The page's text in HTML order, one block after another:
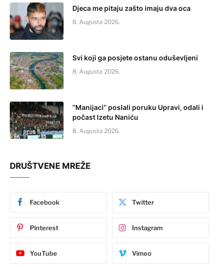
Djeca me pitaju zašto imaju dva oca
8. Augusta 2026.
Svi koji ga posjete ostanu oduševljeni
8. Augusta 2026.
“Manijaci” poslali poruku Upravi, odali i
počast Izetu Naniću
8. Augusta 2026.
DRUŠTVENE MREŽE
Facebook Twitter
Pinterest Instagram
YouTube Vimeo